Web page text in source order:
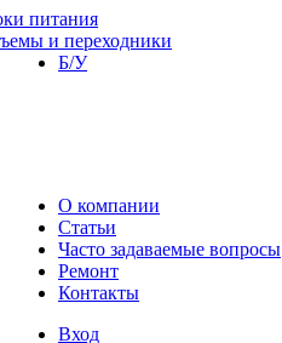
питания
и переходники
Б/У
О компании
Статьи
Часто задаваемые вопросы
Ремонт
Контакты
Вход